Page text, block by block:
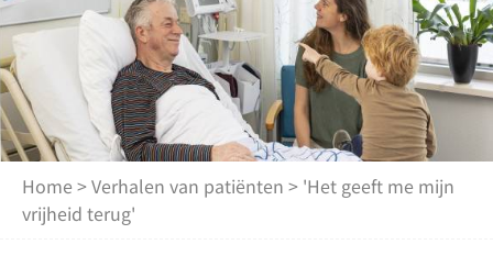
Home >Verhalen van patiënten > 'Het geeft me mijn
vrijheid terug'